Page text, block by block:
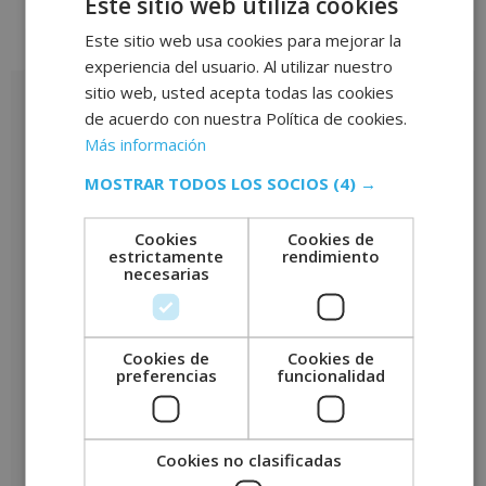
Valoraciones (0)
Valoraciones
No hay valoraciones aún.
Sé el primero en valorar “Máster en Matemáticas Financieras –
*
Correo electrónico*
Este sitio web usa cookies para mejorar la
experiencia del usuario. Al utilizar nuestro
sitio web, usted acepta todas las cookies
de acuerdo con nuestra Política de cookies.
Más información
MOSTRAR TODOS LOS SOCIOS (4) →
Cookies
estrictamente
necesarias
Cookies de
rendimiento
Cookies de
preferencias
Cookies de
funcionalidad
Cookies no clasificadas